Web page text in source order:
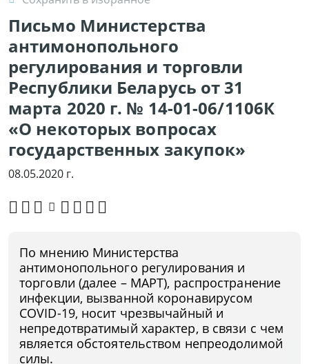
Письмо Министерства
антимонопольного
регулирования и торговли
Республики Беларусь от 31
марта 2020 г. № 14-01-06/1106К
«О некоторых вопросах
государственных закупок»
08.05.2020 г.
По мнению Министерства
антимонопольного регулирования и
торговли (далее – МАРТ), распространение
инфекции, вызванной коронавирусом
COVID-19, носит чрезвычайный и
непредотвратимый характер, в связи с чем
является обстоятельством непреодолимой
силы.